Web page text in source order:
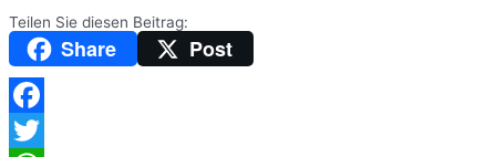
Teilen Sie diesen Beitrag:
Share Post
Facebook